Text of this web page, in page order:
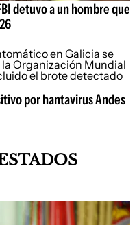
detuvo a un hombre que
por hantavirus Andes